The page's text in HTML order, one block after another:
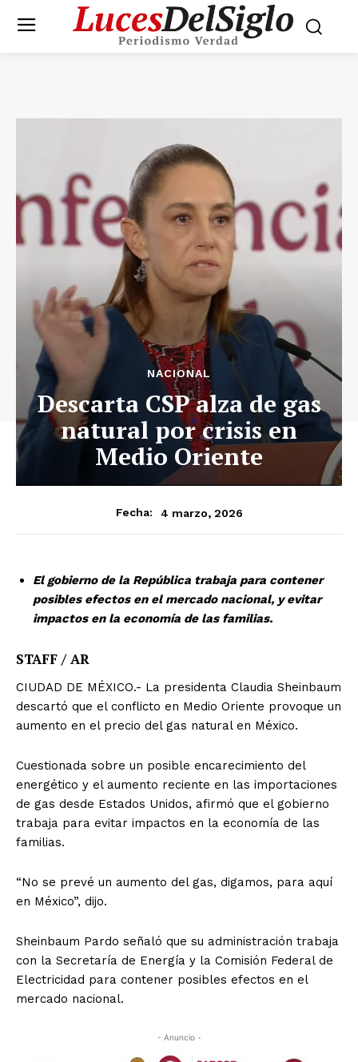
NACIONAL
Descarta CSP alza de gas
natural por crisis en
Medio Oriente
Fecha: 4 marzo, 2026
El gobierno de la República trabaja para contener
posibles efectos en el mercado nacional, y evitar
impactos en la economía de las familias.
STAFF / AR
CIUDAD DE MÉXICO.- La presidenta Claudia Sheinbaum
descartó que el conflicto en Medio Oriente provoque un
aumento en el precio del gas natural en México.
Cuestionada sobre un posible encarecimiento del
energético y el aumento reciente en las importaciones
de gas desde Estados Unidos, afirmó que el gobierno
trabaja para evitar impactos en la economía de las
familias.
“No se prevé un aumento del gas, digamos, para aquí
en México”, dijo.
Sheinbaum Pardo señaló que su administración trabaja
con la Secretaría de Energía y la Comisión Federal de
Electricidad para contener posibles efectos en el
mercado nacional.
- Anuncio -